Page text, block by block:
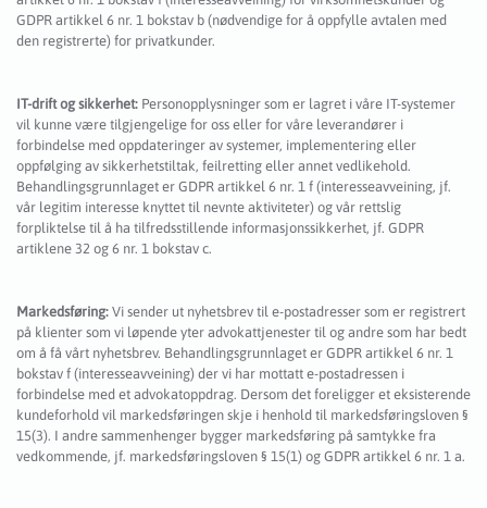
GDPR artikkel 6 nr. 1 bokstav b (nødvendige for å oppfylle avtalen med
den registrerte) for privatkunder.
IT-drift og sikkerhet: Personopplysninger som er lagret i våre IT-systemer
vil kunne være tilgjengelige for oss eller for våre leverandører i
forbindelse med oppdateringer av systemer, implementering eller
oppfølging av sikkerhetstiltak, feilretting eller annet vedlikehold.
Behandlingsgrunnlaget er GDPR artikkel 6 nr. 1 f (interesseavveining, jf.
vår legitim interesse knyttet til nevnte aktiviteter) og vår rettslig
forpliktelse til å ha tilfredsstillende informasjonssikkerhet, jf. GDPR
artiklene 32 og 6 nr. 1 bokstav c.
Markedsføring: Vi sender ut nyhetsbrev til e-postadresser som er registrert
på klienter som vi løpende yter advokattjenester til og andre som har bedt
om å få vårt nyhetsbrev. Behandlingsgrunnlaget er GDPR artikkel 6 nr. 1
bokstav f (interesseavveining) der vi har mottatt e-postadressen i
forbindelse med et advokatoppdrag. Dersom det foreligger et eksisterende
kundeforhold vil markedsføringen skje i henhold til markedsføringsloven §
15(3). I andre sammenhenger bygger markedsføring på samtykke fra
vedkommende, jf. markedsføringsloven § 15(1) og GDPR artikkel 6 nr. 1 a.